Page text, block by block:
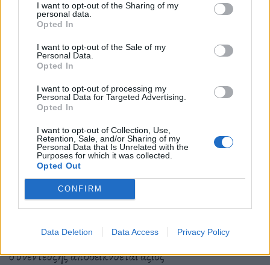
I want to opt-out of the Sharing of my
personal data.
Opted In
I want to opt-out of the Sale of my
Personal Data.
Opted In
I want to opt-out of processing my
Personal Data for Targeted Advertising.
Opted In
I want to opt-out of Collection, Use,
Retention, Sale, and/or Sharing of my
Personal Data that Is Unrelated with the
Purposes for which it was collected.
Opted Out
CONFIRM
Data Deletion Data Access Privacy Policy
Το έκανε το 1990 ο Μίκης, συμμετέχοντας στην
κυβέρνηση του Κωνσταντίνου Μητσοτάκη ως
υπουργός άνευ Χαρτοφυλακίου
Σταύρος, ένας “αποτυχημένος” πολιτικός αρχηγός
με το «Ποτάμι» του, βάζοντας σε λειτουργία το
χολιγουντιανό του «πλυντήριο», όπως πρέπει,
τις 11 το βράδυ, που υπάρχει νυχτερινή χρέωση και
δεν θα βάλει σε πολλά έξοδα
που τον φιλοξενεί για το «ρεύμα» που θα κάψει.
Ο Θεοδωράκης από το πρώτο κιόλας λεπτό της
συνέντευξης αποδεικνύεται άξιος